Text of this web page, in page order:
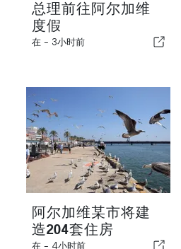
总理前往阿尔加维
度假
在 - 3小时前
阿尔加维某市将建
造204套住房
在 - 4小时前